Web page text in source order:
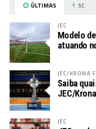
ÚLTIMAS SC
JEC
Modelo
atuando
JEC/KRONA
Saiba
JEC/
JEC